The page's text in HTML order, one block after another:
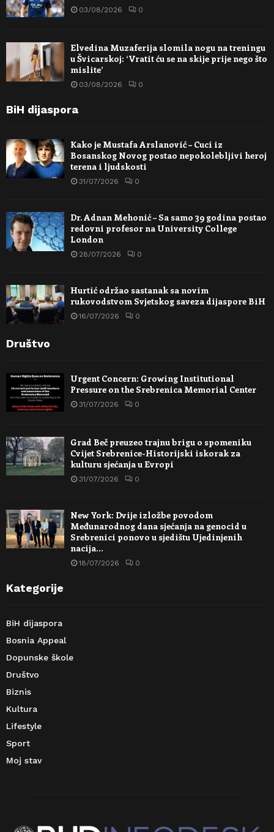
03/08/2026 0
Elvedina Muzaferija slomila nogu na treningu
u Švicarskoj: ‘Vratit ću se na skije prije nego što
mislite’
03/08/2026 0
BiH dijaspora
Kako je Mustafa Arslanović – Cuci iz
Bosanskog Novog postao nepokolebljivi heroj
terena i ljudskosti
31/07/2026 0
Dr. Adnan Mehonić – Sa samo 39 godina postao
redovni profesor na University College
London
28/07/2026 0
Hurtić održao sastanak sa novim
rukovodstvom Svjetskog saveza dijaspore BiH
16/07/2026 0
Društvo
Urgent Concern: Growing Institutional
Pressure on the Srebrenica Memorial Center
31/07/2026 0
Grad Beč preuzeo trajnu brigu o spomeniku
Cvijet Srebrenice-Historijski iskorak za
kulturu sjećanja u Evropi
31/07/2026 0
New York: Dvije izložbe povodom
Međunarodnog dana sjećanja na genocid u
Srebrenici ponovo u sjedištu Ujedinjenih
nacija…
18/07/2026 0
Kategorije
BiH dijaspora
Bosnia Appeal
Dopunske škole
Društvo
Biznis
Kultura
Lifestyle
Sport
Moj stav